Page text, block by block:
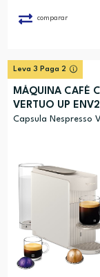
comparar
Leva 3 Paga 2
MÁQUINA CAFÉ
VERTUO UP
Capsula Nespresso